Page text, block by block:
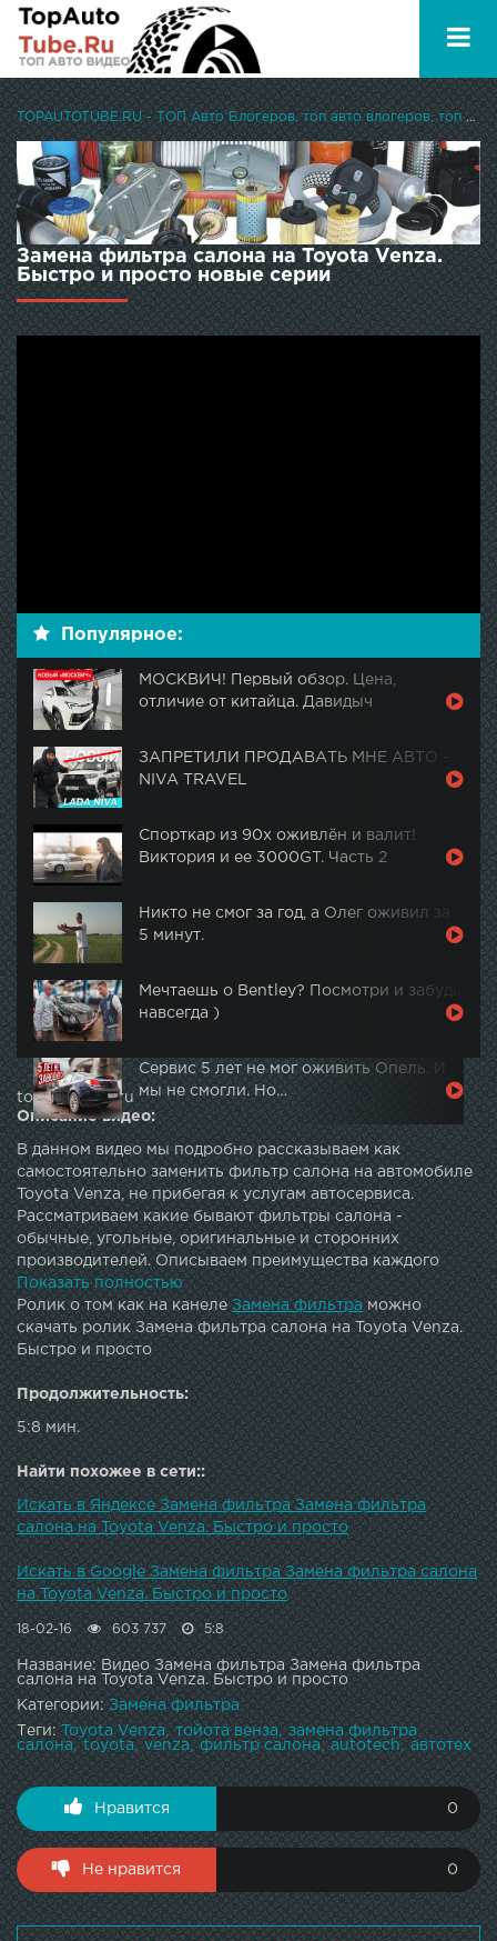
TOPAUTOTUBE.RU - ТОП Авто Блогеров, топ авто влогеров, топ авто ютуберов
Замена фильтра салона на Toyota Venza.
Быстро и просто новые серии
Популярное:
МОСКВИЧ! Первый обзор. Цена,
отличие от китайца. Давидыч
ЗАПРЕТИЛИ ПРОДАВАТЬ МНЕ АВТО -
NIVA TRAVEL
Спорткар из 90х оживлён и валит!
Виктория и ее 3000GT. Часть 2
Никто не смог за год, а Олег оживил за
5 минут.
Мечтаешь о Bentley? Посмотри и забудь
навсегда )
Сервис 5 лет не мог оживить Опель. И
мы не смогли. Но…
topautotube.ru
Описание видео:
В данном видео мы подробно рассказываем как
самостоятельно заменить фильтр салона на автомобиле
Toyota Venza, не прибегая к услугам автосервиса.
Рассматриваем какие бывают фильтры салона -
обычные, угольные, оригинальные и сторонних
производителей. Описываем преимущества каждого
фильтра и условия, в которых можно сэкономить и
поставить обычный фильтр или обязательно ставить
угольный. Фильтры, которые демонстрировались в этом
видео и подходят для установки в Toyota Venza 2013 г.в.,
объём двигателя 2,7 л.:- Оригинальный фильтр Toyota
87139-30040-- MANN-FILTER CU1919 - обычный-- MANN-
FILTER CUK1919 - угольный.У MANN-FILTER так-же есть
серия салонных фильтров FP (FreciousPlus), которые по
заявлению производителя способны поглощать
практически все аллергены и предотвращать
проникновение бактерий и плесневых грибков в салон
Вашего автомобиля. Для Toyota Venza такой фильтр
будет называться MANN-FILTER FP1919.Все фильтры для
автомобиля Toyota Venza и не только Вы можете
приобрести в нашем интернет-магазине или заказать по
телефонам: (050) 396-98-88, (097) 396-98-80.
Показать полностью
Ролик о том как на канеле Замена фильтра можно
скачать ролик Замена фильтра салона на Toyota Venza.
Быстро и просто
Продолжительность:
5:8 мин.
Найти похожее в сети::
Искать в Яндексе Замена фильтра Замена фильтра
салона на Toyota Venza. Быстро и просто
Искать в Google Замена фильтра Замена фильтра салона
на Toyota Venza. Быстро и просто
18-02-16 603 737 5:8
Название: Видео Замена фильтра Замена фильтра
салона на Toyota Venza. Быстро и просто
Категории: Замена фильтра
Теги:Toyota Venza тойота венза
замена фильтра
салона
toyota venza фильтр салона autotech автотех
Нравится 0
Не нравится 0